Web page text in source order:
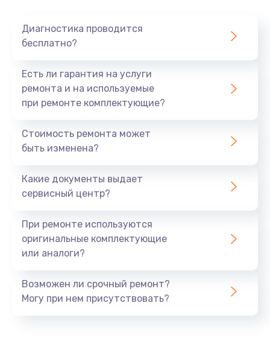
Диагностика проводится
бесплатно?
Есть ли гарантия на услуги
ремонта и на используемые
при ремонте комплектующие?
Стоимость ремонта может
быть изменена?
Какие документы выдает
сервисный центр?
При ремонте используются
оригинальные комплектующие
или аналоги?
Возможен ли срочный ремонт?
Могу при нем присутствовать?